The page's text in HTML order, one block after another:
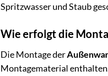
Spritzwasser und Staub
Wie erfolgt die
Die Montage der
Montagematerial